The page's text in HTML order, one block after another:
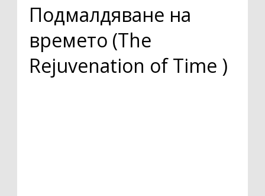
Подмалдяване на
времето (The
Rejuvenation of Time )